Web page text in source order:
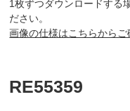
1枚ずつダウンロードする
ださい。
画像の仕様はこちらからご
RE55359